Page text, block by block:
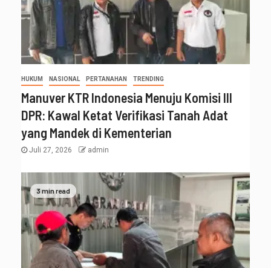
HUKUM NASIONAL PERTANAHAN TRENDING
Manuver KTR Indonesia Menuju Komisi III
DPR: Kawal Ketat Verifikasi Tanah Adat
yang Mandek di Kementerian
Juli 27, 2026 admin
3 min read